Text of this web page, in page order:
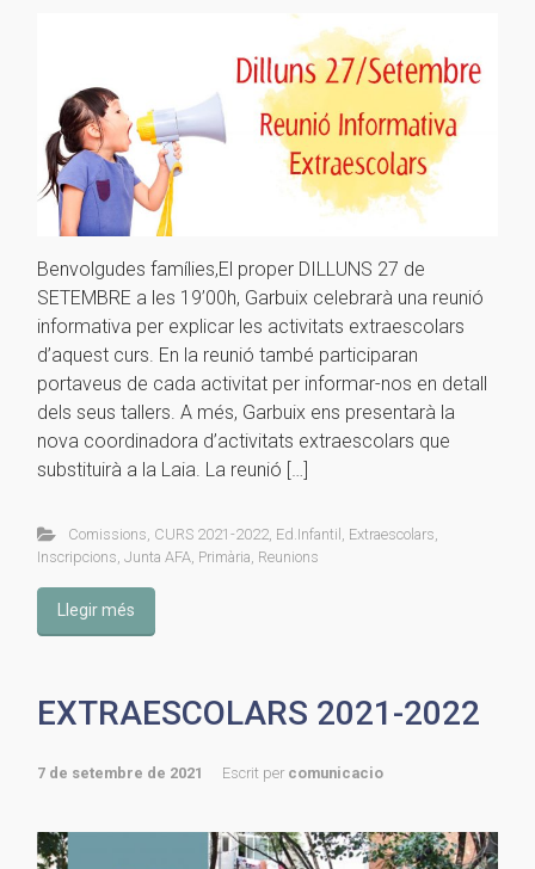
Benvolgudes famílies,El proper DILLUNS 27 de
SETEMBRE a les 19’00h, Garbuix celebrarà una reunió
informativa per explicar les activitats extraescolars
d’aquest curs. En la reunió també participaran
portaveus de cada activitat per informar-nos en detall
dels seus tallers. A més, Garbuix ens presentarà la
nova coordinadora d’activitats extraescolars que
substituirà a la Laia. La reunió […]
Comissions CURS 2021-2022, Ed.Infantil Extraescolars
Inscripcions Junta AFA Primària Reunions
Llegir més
EXTRAESCOLARS 2021-2022
7 de setembre de 2021 Escrit per comunicacio